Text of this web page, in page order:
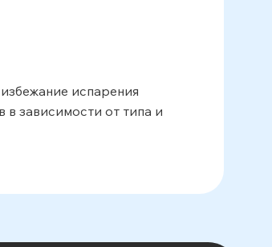
испарения
в зависимости от типа и